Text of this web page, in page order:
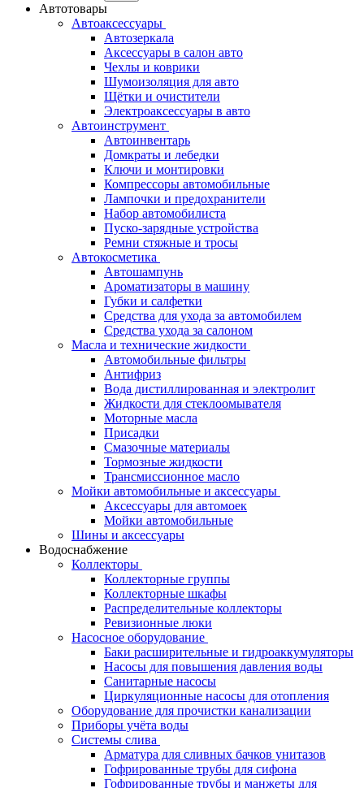
Автотовары
Автоаксессуары
Автозеркала
Аксессуары в салон авто
Чехлы и коврики
Шумоизоляция для авто
Щётки и очистители
Электроаксессуары в авто
Автоинструмент
Автоинвентарь
Домкраты и лебедки
Ключи и монтировки
Компрессоры автомобильные
Лампочки и предохранители
Набор автомобилиста
Пуско-зарядные устройства
Ремни стяжные и тросы
Автокосметика
Автошампунь
Ароматизаторы в машину
Губки и салфетки
Средства для ухода за автомобилем
Средства ухода за салоном
Масла и технические жидкости
Автомобильные фильтры
Антифриз
Вода дистиллированная и электролит
Жидкости для стеклоомывателя
Моторные масла
Присадки
Смазочные материалы
Тормозные жидкости
Трансмиссионное масло
Мойки автомобильные и аксессуары
Аксессуары для автомоек
Мойки автомобильные
Шины и аксессуары
Водоснабжение
Коллекторы
Коллекторные группы
Коллекторные шкафы
Распределительные коллекторы
Ревизионные люки
Насосное оборудование
Баки расширительные и гидроаккумуляторы
Насосы для повышения давления воды
Санитарные насосы
Циркуляционные насосы для отопления
Оборудование для прочистки канализации
Приборы учёта воды
Системы слива
Арматура для сливных бачков унитазов
Гофрированные трубы для сифона
Гофрированные трубы и манжеты для